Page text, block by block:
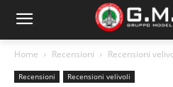
Home Recensioni Recensioni
Recensioni Recensioni velivoli